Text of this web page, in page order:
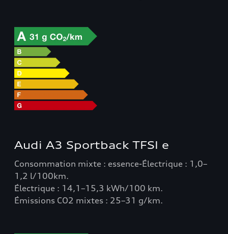
Audi A3 Sportback TFSI e
Consommation mixte : essence-Électrique : 1,0–
1,2 l/100km.
Électrique : 14,1–15,3 kWh/100 km.
Émissions CO2 mixtes : 25–31 g/km.